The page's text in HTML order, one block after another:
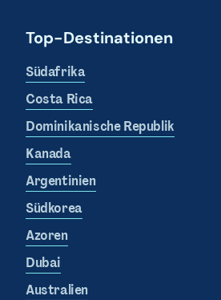
Top-Destinationen
Südafrika
Costa Rica
Dominikanische Republik
Kanada
Argentinien
Südkorea
Azoren
Dubai
Australien